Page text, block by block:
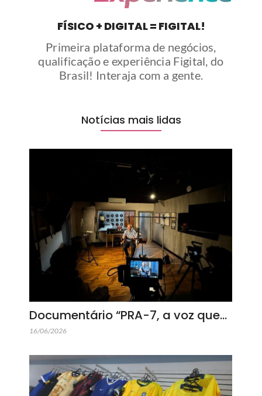
FÍSICO + DIGITAL = FIGITAL!
Primeira plataforma de negócios,
qualificação e experiência Figital, do
Brasil! Interaja com a gente.
Notícias mais lidas
Documentário “PRA-7, a voz que…
16/06/2026